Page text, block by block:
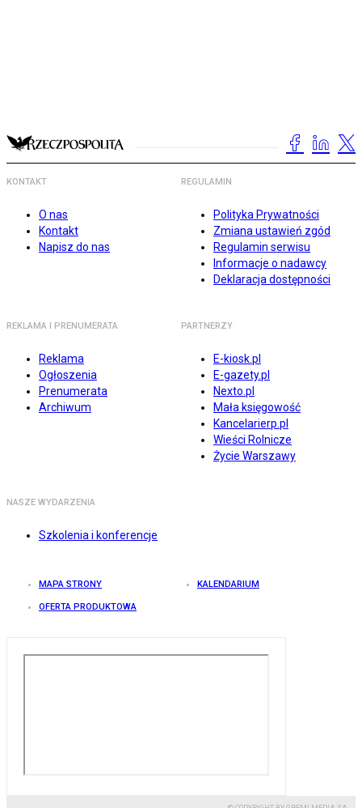
KONTAKT
O nas
Kontakt
Napisz do nas
REGULAMIN
Polityka Prywatności
Zmiana ustawień zgód
Regulamin serwisu
Informacje o nadawcy
Deklaracja dostępności
REKLAMA I PRENUMERATA
Reklama
Ogłoszenia
Prenumerata
Archiwum
PARTNERZY
E-kiosk.pl
E-gazety.pl
Nexto.pl
Mała księgowość
Kancelarierp.pl
Wieści Rolnicze
Życie Warszawy
NASZE WYDARZENIA
Szkolenia i konferencje
MAPA STRONY KALENDARIUM
OFERTA PRODUKTOWA